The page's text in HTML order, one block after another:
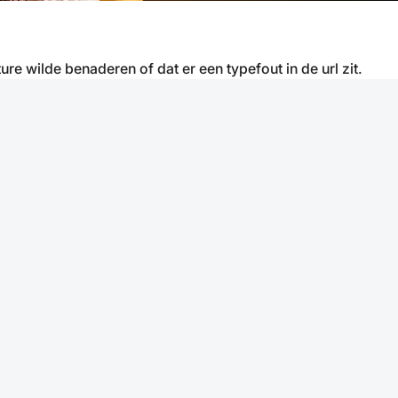
wilde benaderen of dat er een typefout in de url zit.